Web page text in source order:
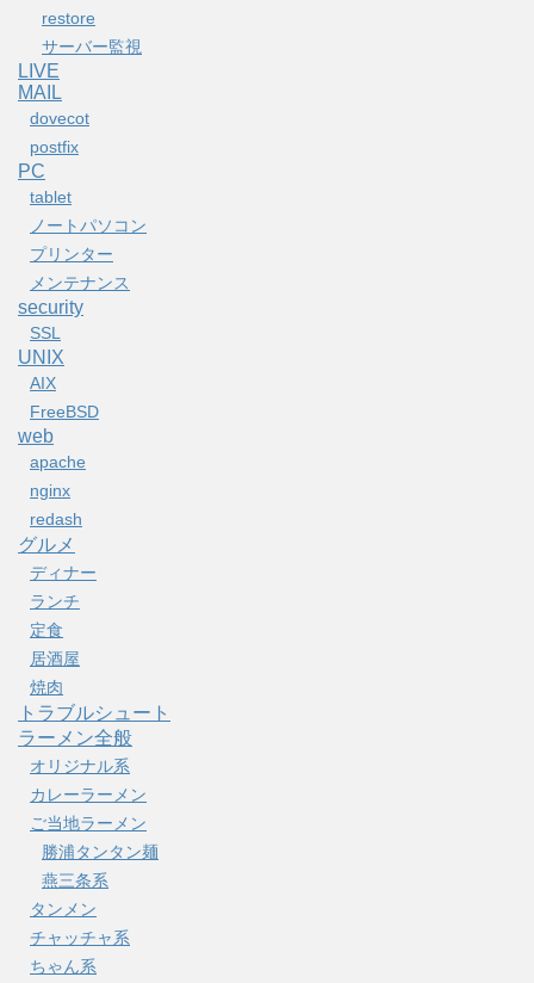
restore
サーバー監視
LIVE
MAIL
dovecot
postfix
PC
tablet
ノートパソコン
プリンター
メンテナンス
security
SSL
UNIX
AIX
FreeBSD
web
apache
nginx
redash
グルメ
ディナー
ランチ
定食
居酒屋
焼肉
トラブルシュート
ラーメン全般
オリジナル系
カレーラーメン
ご当地ラーメン
勝浦タンタン麺
燕三条系
タンメン
チャッチャ系
ちゃん系